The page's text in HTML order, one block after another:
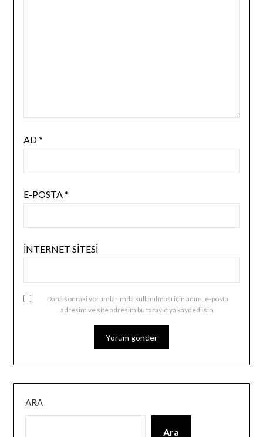
AD*
E-POSTA *
İNTERNET SITESI
Daha sonraki yorumlarımda kullanılması için adım, e-posta
adresim ve site adresim bu tarayıcıya kaydedilsin.
ARA
Ara